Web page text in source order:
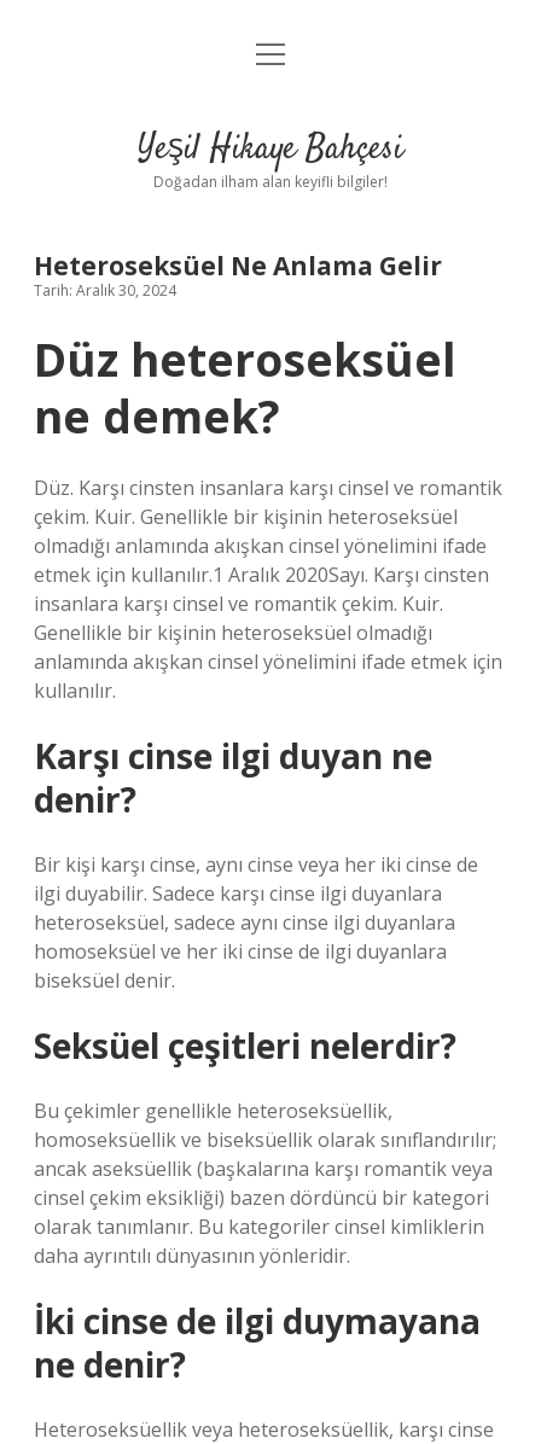
Anasayfa
Yasal Uyarı
menüyü
Yeşil Hikaye Bahçesi
Doğadan ilham alan keyifli bilgiler!
Heteroseksüel Ne Anlama Gelir
Tarih: Aralık 30, 2024
Düz heteroseksüel
ne demek?
Düz. Karşı cinsten insanlara karşı cinsel ve romantik
çekim. Kuir. Genellikle bir kişinin heteroseksüel
olmadığı anlamında akışkan cinsel yönelimini ifade
etmek için kullanılır.1 Aralık 2020Sayı. Karşı cinsten
insanlara karşı cinsel ve romantik çekim. Kuir.
Genellikle bir kişinin heteroseksüel olmadığı
anlamında akışkan cinsel yönelimini ifade etmek için
kullanılır.
Karşı cinse ilgi duyan ne
denir?
Bir kişi karşı cinse, aynı cinse veya her iki cinse de
ilgi duyabilir. Sadece karşı cinse ilgi duyanlara
heteroseksüel, sadece aynı cinse ilgi duyanlara
homoseksüel ve her iki cinse de ilgi duyanlara
biseksüel denir.
Seksüel çeşitleri nelerdir?
Bu çekimler genellikle heteroseksüellik,
homoseksüellik ve biseksüellik olarak sınıflandırılır;
ancak aseksüellik (başkalarına karşı romantik veya
cinsel çekim eksikliği) bazen dördüncü bir kategori
olarak tanımlanır. Bu kategoriler cinsel kimliklerin
daha ayrıntılı dünyasının yönleridir.
İki cinse de ilgi duymayana
ne denir?
Heteroseksüellik veya heteroseksüellik, karşı cinse